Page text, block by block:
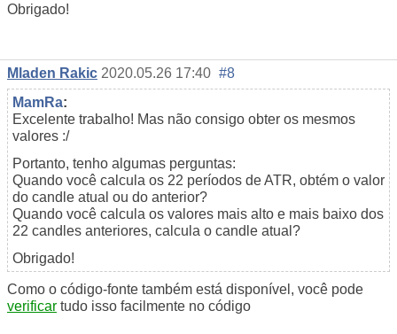
Obrigado!
Mladen Rakic 2020.05.26 17:40 #8
MamRa:
Excelente trabalho! Mas não consigo obter os mesmos
valores :/
Portanto, tenho algumas perguntas:
Quando você calcula os 22 períodos de ATR, obtém o valor
do candle atual ou do anterior?
Quando você calcula os valores mais alto e mais baixo dos
22 candles anteriores, calcula o candle atual?
Obrigado!
Como o código-fonte também está disponível, você pode
verificar tudo isso facilmente no código